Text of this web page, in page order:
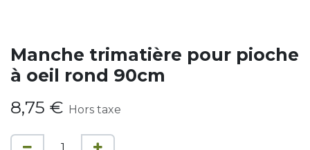
Manche trimatière pour pioche
à oeil rond 90cm
8,75 € Hors taxe